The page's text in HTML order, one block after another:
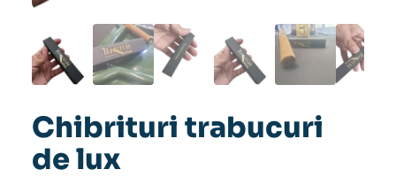
Chibrituri trabucuri
de lux